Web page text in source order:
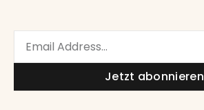
Jetzt abonnieren